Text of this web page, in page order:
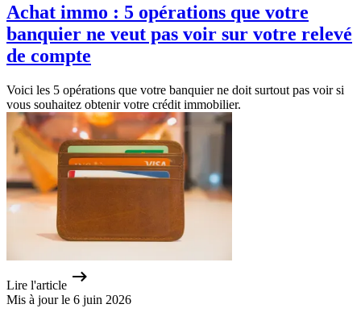
Achat immo : 5 opérations que votre
banquier ne veut pas voir sur votre relevé
de compte
Voici les 5 opérations que votre banquier ne doit surtout pas voir si
vous souhaitez obtenir votre crédit immobilier.
Lire l'article
Mis à jour le 6 juin 2026